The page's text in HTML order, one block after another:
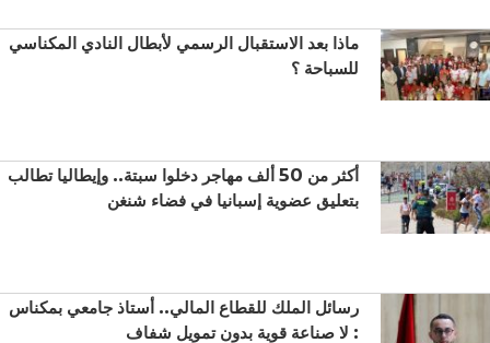
ماذا بعد الاستقبال الرسمي لأبطال النادي المكناسي
للسباحة ؟
أكثر من 50 ألف مهاجر دخلوا سبتة.. وإيطاليا تطالب
بتعليق عضوية إسبانيا في فضاء شنغن
رسائل الملك للقطاع المالي.. أستاذ جامعي بمكناس
: لا صناعة قوية بدون تمويل شفاف